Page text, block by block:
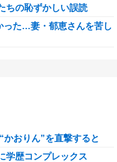
ちの恥ずかしい誤読
った…妻・郁恵さんを苦し
おりん”を直撃すると
学歴コンプレックス